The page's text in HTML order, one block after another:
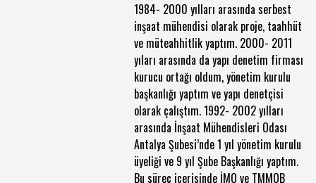
1984- 2000 yılları arasında serbest
inşaat mühendisi olarak proje, taahhüt
ve müteahhitlik yaptım. 2000- 2011
yıları arasında da yapı denetim firması
kurucu ortağı oldum, yönetim kurulu
başkanlığı yaptım ve yapı denetçisi
olarak çalıştım. 1992- 2002 yılları
arasında İnşaat Mühendisleri Odası
Antalya Şubesi’nde 1 yıl yönetim kurulu
üyeliği ve 9 yıl Şube Başkanlığı yaptım.
Bu süreç içerisinde İMO ve TMMOB